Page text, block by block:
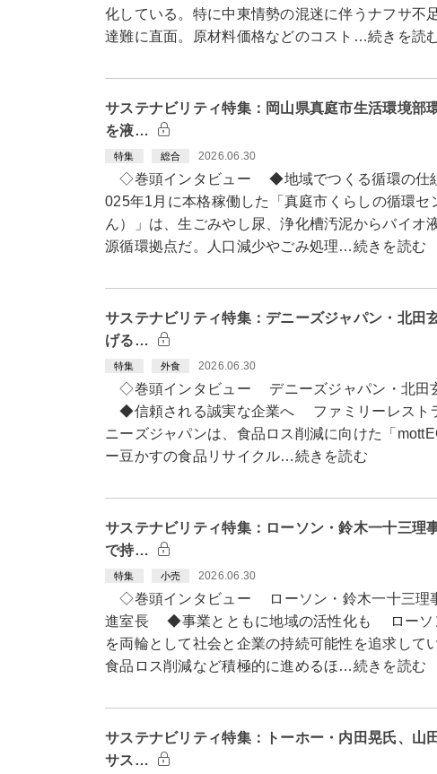
化している。特に中東情勢の混迷に伴うナフサ不
達難に直面。原材料価格などのコスト…続きを読
サステナビリティ特集：岡山県真庭市生活環境
を液…
特集 総合 2026.06.30
◇巻頭インタビュー ◆地域でつくる循環の仕
025年1月に本格稼働した「真庭市くらしの循環セ
ん）」は、生ごみやし尿、浄化槽汚泥からバイオ
源循環拠点だ。人口減少やごみ処理…続きを読む
サステナビリティ特集：デニーズジャパン・北
げる…
特集 外食 2026.06.30
◇巻頭インタビュー デニーズジャパン・北田
◆信頼される誠実な企業へ ファミリーレスト
ニーズジャパンは、食品ロス削減に向けた「
ー豆かすの食品リサイクル…続きを読む
サステナビリティ特集：ローソン・鈴木一十三
で持…
特集 小売 2026.06.30
◇巻頭インタビュー ローソン・鈴木一十三理
進室長 ◆事業とともに地域の活性化も ローソ
を両輪として社会と企業の持続可能性を追求して
食品ロス削減など積極的に進めるほ…続きを読む
サステナビリティ特集：トーホー・内田晃氏、
サス…